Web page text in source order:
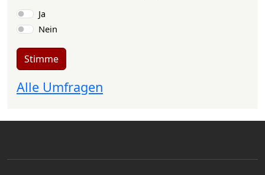
Auswahlmöglichkeiten
Ja
Nein
Stimme
Alle Umfragen